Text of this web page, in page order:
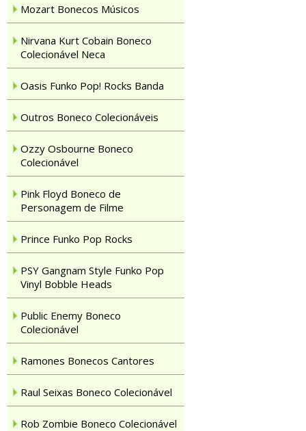
Mozart Bonecos Músicos
Nirvana Kurt Cobain Boneco
Colecionável Neca
Oasis Funko Pop! Rocks Banda
Outros Boneco Colecionáveis
Ozzy Osbourne Boneco
Colecionável
Pink Floyd Boneco de
Personagem de Filme
Prince Funko Pop Rocks
PSY Gangnam Style Funko Pop
Vinyl Bobble Heads
Public Enemy Boneco
Colecionável
Ramones Bonecos Cantores
Raul Seixas Boneco Colecionável
Rob Zombie Boneco Colecionável